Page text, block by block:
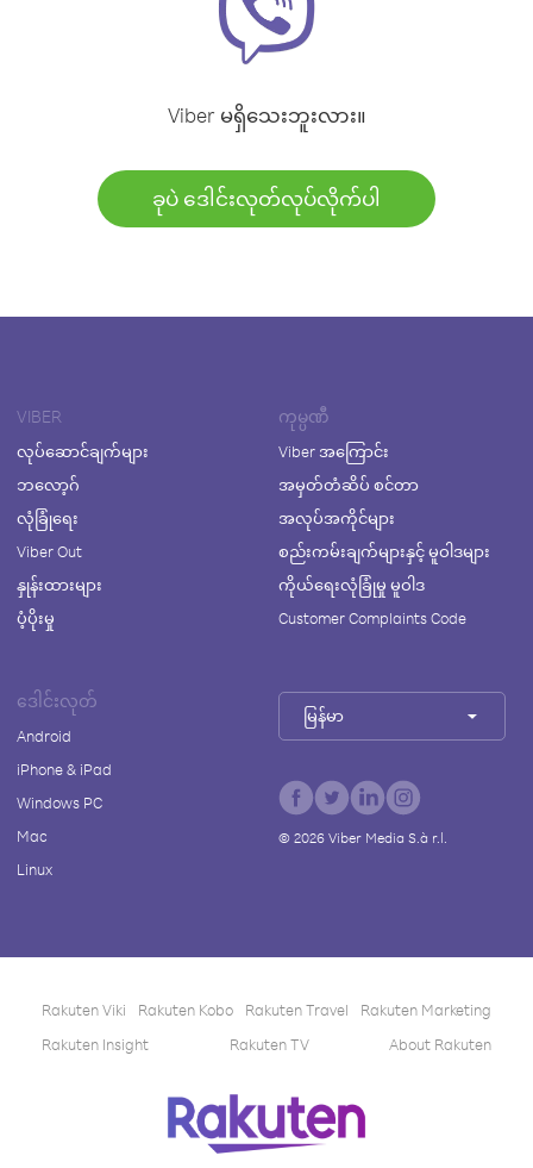
Viber မရှိသေးဘူးလား။
ခုပဲ ဒေါင်းလုတ်လုပ်လိုက်ပါ
VIBER
လုပ်ဆောင်ချက်များ
ဘလော့ဂ်
လုံခြုံရေး
Viber Out
နှုန်းထားများ
ပံ့ပိုးမှု
ကုမ္ပဏီ
Viber အကြောင်း
အမှတ်တံဆိပ် စင်တာ
အလုပ်အကိုင်များ
စည်းကမ်းချက်များနှင့် မူဝါဒများ
ကိုယ်ရေးလုံခြုံမှု မူဝါဒ
Customer Complaints Code
ဒေါင်းလုတ်
Android
iPhone & iPad
Windows PC
Mac
Linux
မြန်မာ
© 2026Viber Media S.à r.l.
Rakuten Viki Rakuten Kobo Rakuten Travel
Rakuten Marketing
Rakuten Insight
Rakuten TV About Rakuten